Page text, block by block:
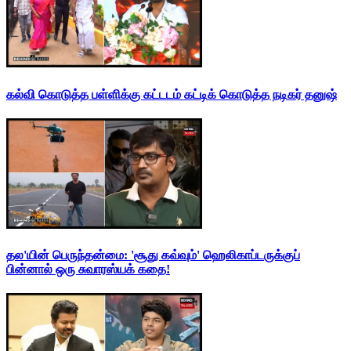
கல்வி கொடுத்த பள்ளிக்கு கட்டடம் கட்டிக் கொடுத்த நடிகர் தனுஷ்
தல'யின் பெருந்தன்மை: 'சூது கவ்வும்' ஹெலிகாப்டருக்குப்
பின்னால் ஒரு சுவாரஸ்யக் கதை!